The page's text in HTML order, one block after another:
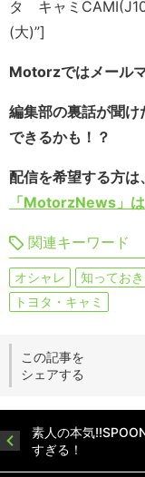
タ キャミ
(大)”]
Motorzではメール
編集部の裏話が聞
できるかも！？
配信を希望する方
「MotorzNews」は
関連キーワード
オシャレ 知ってお
トヨタ・キャミ
この記事を
シェアする
素人の本気
すぎる！